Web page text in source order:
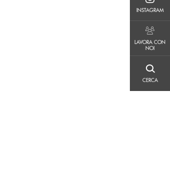
INSTAGRAM
LAVORA CON
NOI
CERCA